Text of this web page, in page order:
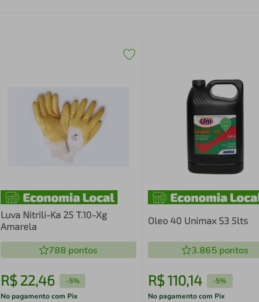
Luva Nitrili-Ka 25 T.10-Xg
Amarela
788 pontos
R$22,46 -5%
No pagamento com Pix
Oleo 40 Unimax S3 5lts
3.865 pontos
R$110,14 -5%
No pagamento com Pix